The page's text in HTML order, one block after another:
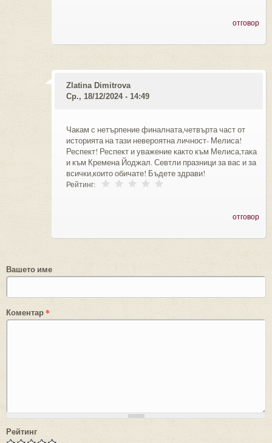
отговор
Zlatina Dimitrova
Ср., 18/12/2024 - 14:49
Чакам с нетърпение финалната,четвърта част от
историята на тази невероятна личност- Мелиса!
Респект! Респект и уважение както към Мелиса,така
и към Кремена Йоджал. Севтли празници за вас и за
всички,които обичате! Бъдете здрави!
Рейтинг:
отговор
Вашето име
Коментар*
Рейтинг